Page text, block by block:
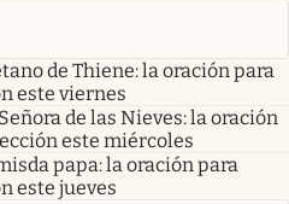
de Thiene: la oración para
este viernes
de las Nieves: la oración
este miércoles
papa: la oración para
este jueves